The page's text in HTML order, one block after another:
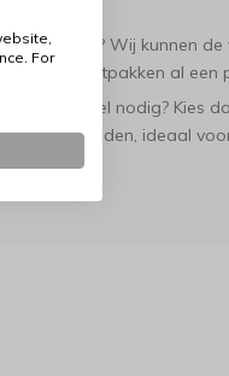
fysiek? Wij kunnen de
het uitpakken al een
cadeau snel nodig? Kies
verzonden, ideaal
For